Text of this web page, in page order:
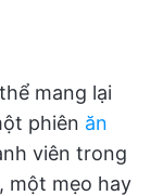
mang lại
phiên ăn
viên trong
một mẹo hay